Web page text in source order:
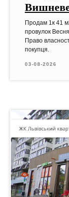
Продам 1к 41
провулок
Право
покупця.
03-08-2026